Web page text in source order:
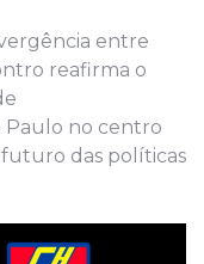
entre
reafirma o
Paulo no centro
futuro das políticas